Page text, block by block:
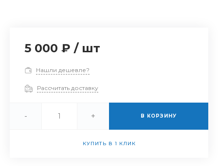
5 000 ₽ / шт
Нашли дешевле?
Рассчитать доставку
- + В КОРЗИНУ
КУПИТЬ В 1 КЛИК